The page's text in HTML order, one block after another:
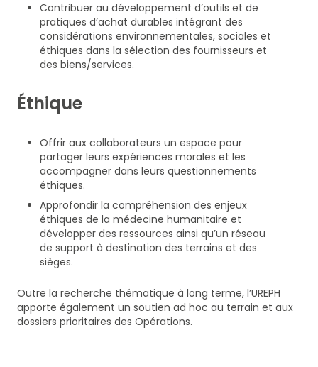
Contribuer au développement d’outils et de
pratiques d’achat durables intégrant des
considérations environnementales, sociales et
éthiques dans la sélection des fournisseurs et
des biens/services.
Éthique
Offrir aux collaborateurs un espace pour
partager leurs expériences morales et les
accompagner dans leurs questionnements
éthiques.
Approfondir la compréhension des enjeux
éthiques de la médecine humanitaire et
développer des ressources ainsi qu’un réseau
de support à destination des terrains et des
sièges.
Outre la recherche thématique à long terme, l’UREPH
apporte également un soutien ad hoc au terrain et aux
dossiers prioritaires des Opérations.